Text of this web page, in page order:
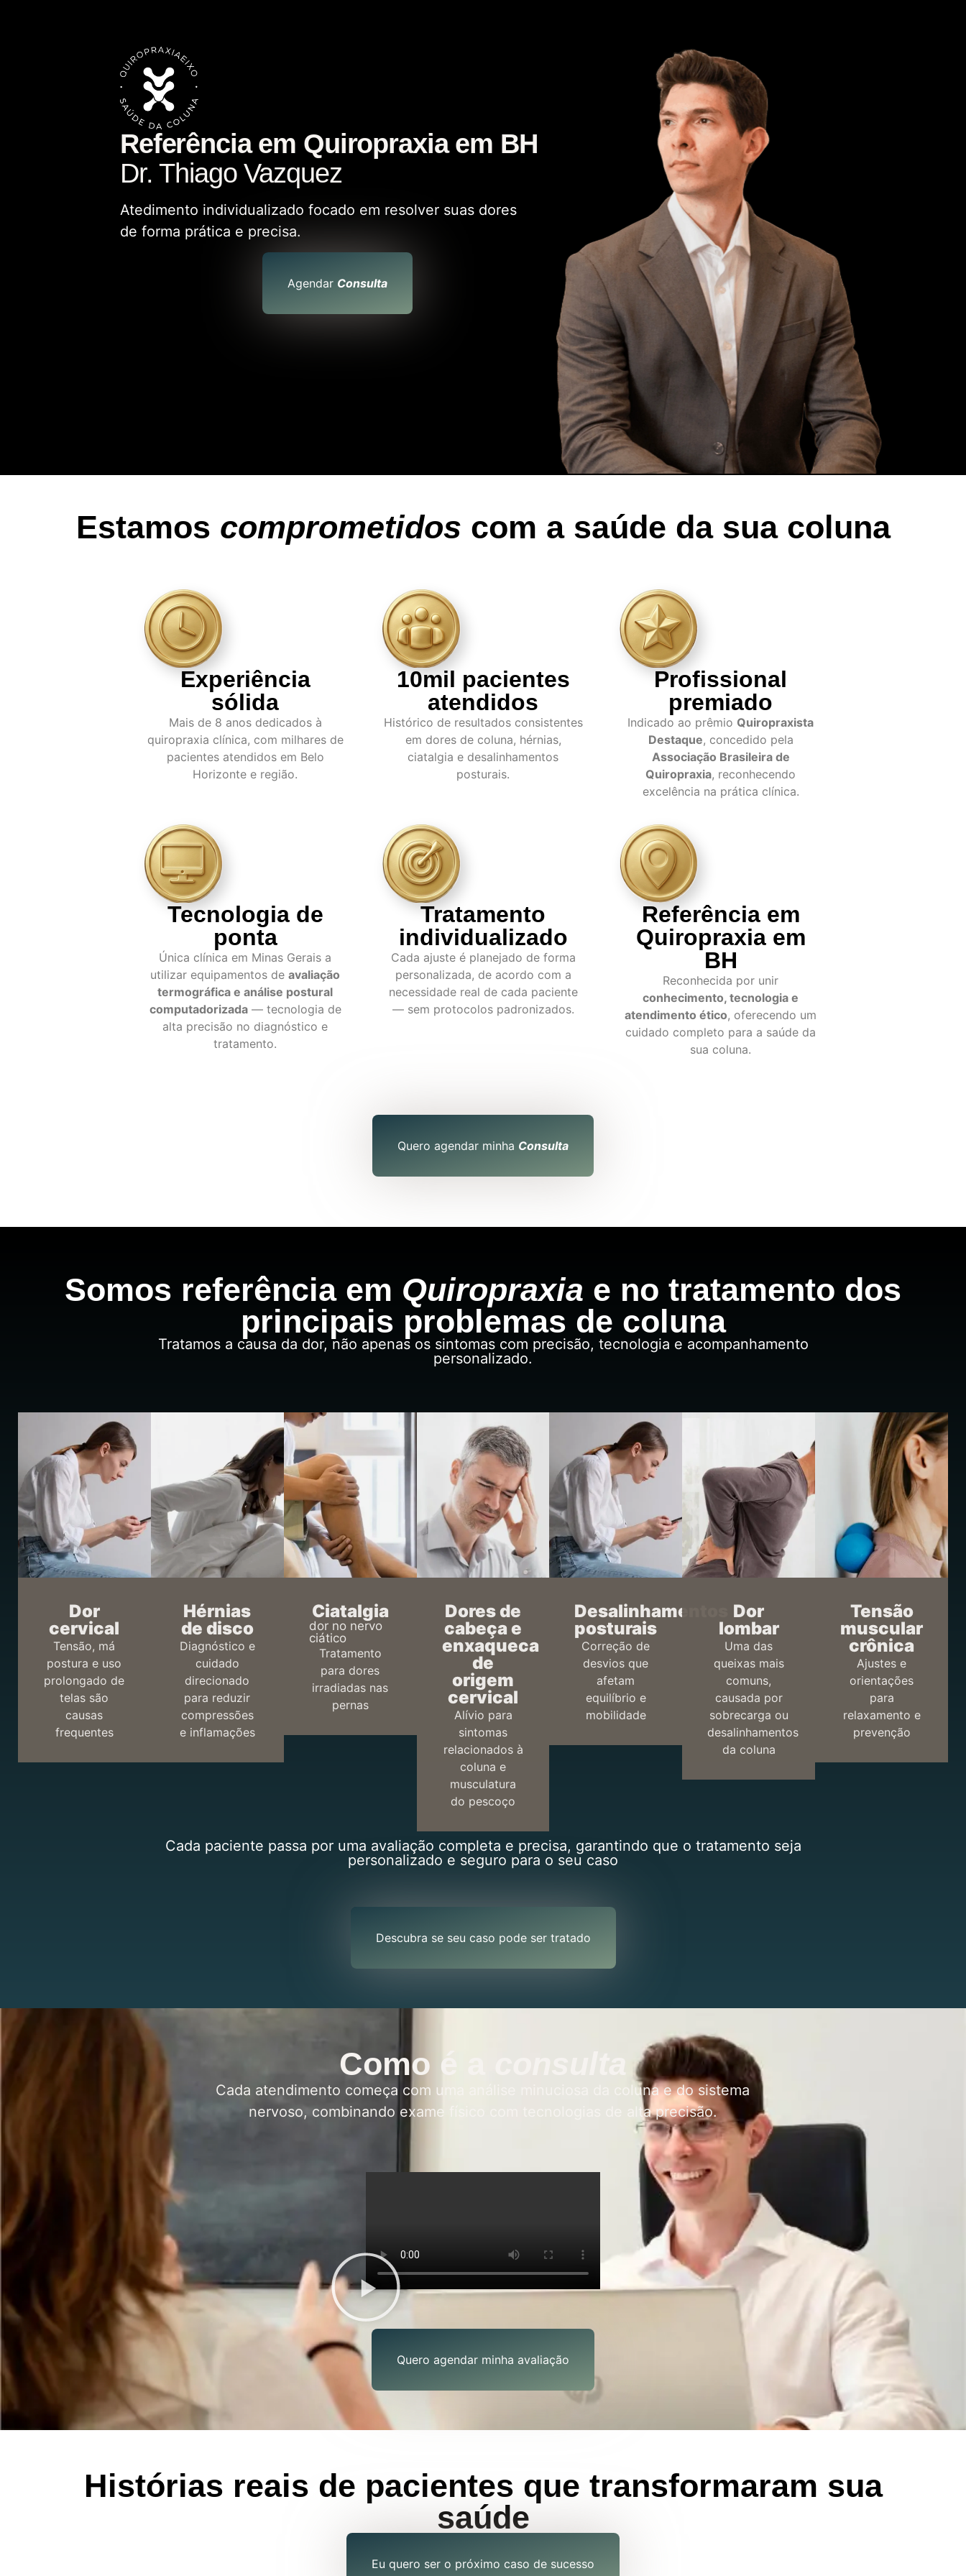
Referência em Quiropraxia em BH
Dr. Thiago Vazquez
Atedimento individualizado focado em resolver suas dores
de forma prática e precisa.
Agendar Consulta
Estamos comprometidos com a saúde da sua coluna
Experiência
sólida
Mais de 8 anos dedicados à
quiropraxia clínica, com milhares de
pacientes atendidos em Belo
Horizonte e região.
10mil pacientes
atendidos
Histórico de resultados consistentes
em dores de coluna, hérnias,
ciatalgia e desalinhamentos
posturais.
Profissional
premiado
Indicado ao prêmio Quiropraxista
Destaque, concedido pela
Associação Brasileira de
Quiropraxia, reconhecendo
excelência na prática clínica.
Tecnologia de
ponta
Única clínica em Minas Gerais a
utilizar equipamentos deavaliação
termográfica e análise postural
computadorizada— tecnologia de
alta precisão no diagnóstico e
tratamento.
Tratamento
individualizado
Cada ajuste é planejado de forma
personalizada, de acordo com a
necessidade real de cada paciente
— sem protocolos padronizados.
Referência em
Quiropraxia em
BH
Reconhecida por unir
conhecimento, tecnologia e
atendimento ético, oferecendo um
cuidado completo para a saúde da
sua coluna.
Quero agendar minha Consulta
Somos referência em Quiropraxia e no tratamento dos
principais problemas de coluna
Tratamos a causa da dor, não apenas os sintomas com precisão, tecnologia e acompanhamento
personalizado.
Dor
cervical
Tensão, má
postura e uso
prolongado de
telas são
causas
frequentes
Hérnias
de disco
Diagnóstico e
cuidado
direcionado
para reduzir
compressões
e inflamações
Ciatalgia
dor no nervo
ciático
Tratamento
para dores
irradiadas nas
pernas
Dores de
cabeça e
enxaqueca
de
origem
cervical
Alívio para
sintomas
relacionados à
coluna e
musculatura
do pescoço
Desalinhamentos
posturais
Correção de
desvios que
afetam
equilíbrio e
mobilidade
Dor
lombar
Uma das
queixas mais
comuns,
causada por
sobrecarga ou
desalinhamentos
da coluna
Tensão
muscular
crônica
Ajustes e
orientações
para
relaxamento e
prevenção
Cada paciente passa por uma avaliação completa e precisa, garantindo que o tratamento seja
personalizado e seguro para o seu caso
Descubra se seu caso pode ser tratado
Como é a
Cada atendimento começa com uma análise minuciosa da coluna e do sistema
nervoso, combinando exame físico com tecnologias de alta precisão.
Quero agendar minha avaliação
Histórias reais de pacientes que transformaram sua
saúde
Eu quero ser o próximo caso de sucesso